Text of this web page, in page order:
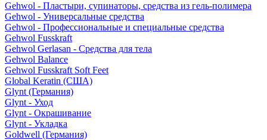
Gehwol - Пластыри, супинаторы, средства из гель-полимера
Gehwol - Универсальные средства
Gehwol - Профессиональные и специальные средства
Gehwol Fusskraft
Gehwol Gerlasan - Средства для тела
Gehwol Balance
Gehwol Fusskraft Soft Feet
Global Keratin (США)
Glynt (Германия)
Glynt - Уход
Glynt - Окрашивание
Glynt - Укладка
Goldwell (Германия)